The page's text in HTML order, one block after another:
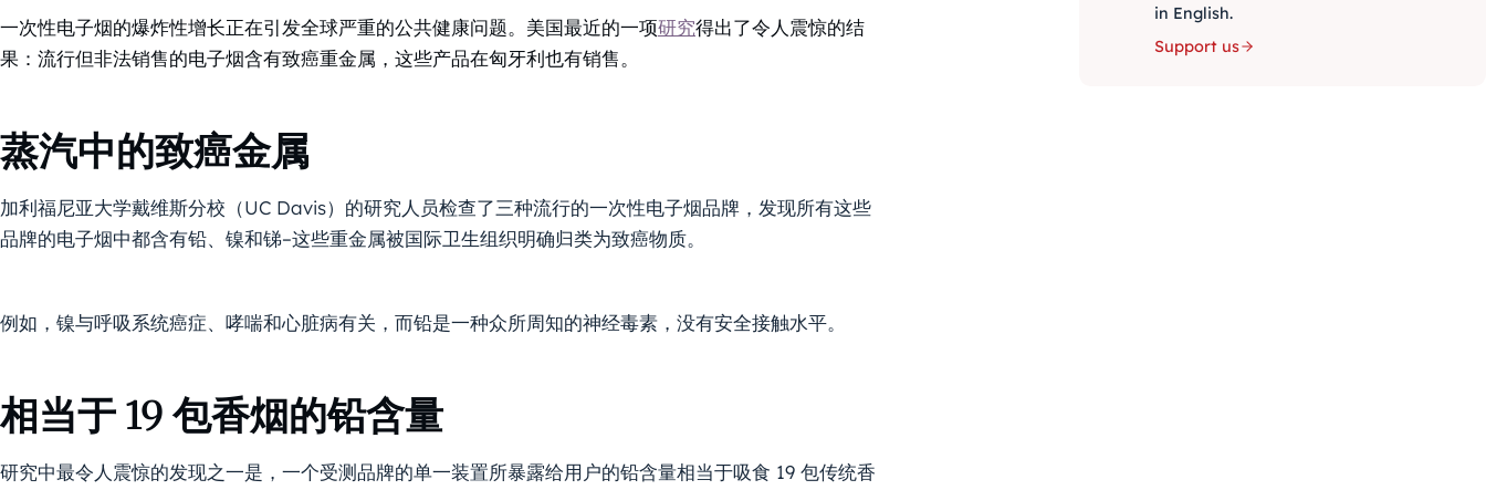
一次性电子烟的爆炸性增长正在引发全球严重的公共健康问题。美国最近的一项研究得出了令人震惊的结
果：流行但非法销售的电子烟含有致癌重金属，这些产品在匈牙利也有销售。
蒸汽中的致癌金属
加利福尼亚大学戴维斯分校（UC Davis）的研究人员检查了三种流行的一次性电子烟品牌，发现所有这些
品牌的电子烟中都含有铅、镍和锑–这些重金属被国际卫生组织明确归类为致癌物质。
例如，镍与呼吸系统癌症、哮喘和心脏病有关，而铅是一种众所周知的神经毒素，没有安全接触水平。
相当于 19 包香烟的铅含量
研究中最令人震惊的发现之一是，一个受测品牌的单一装置所暴露给用户的铅含量相当于吸食 19 包传统香
in English.
Support us